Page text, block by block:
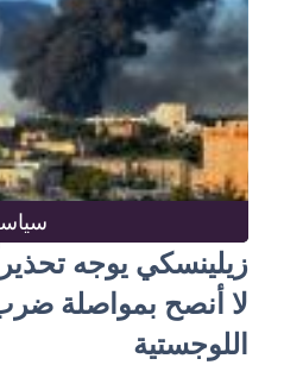
زيلينسكي يوجه
لا أنصح بمواصلة
اللوجستية